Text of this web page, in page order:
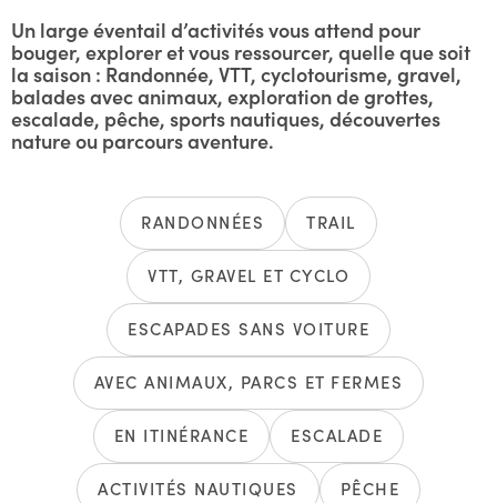
Un large éventail d’activités vous attend pour
bouger, explorer et vous ressourcer, quelle que soit
la saison : Randonnée, VTT, cyclotourisme, gravel,
balades avec animaux, exploration de grottes,
escalade, pêche, sports nautiques, découvertes
nature ou parcours aventure.
RANDONNÉES TRAIL
VTT, GRAVEL ET CYCLO
ESCAPADES SANS VOITURE
AVEC ANIMAUX, PARCS ET FERMES
EN ITINÉRANCE ESCALADE
ACTIVITÉS NAUTIQUES PÊCHE